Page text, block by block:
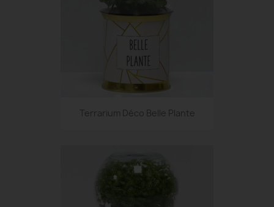
Terrarium Déco Belle Plante